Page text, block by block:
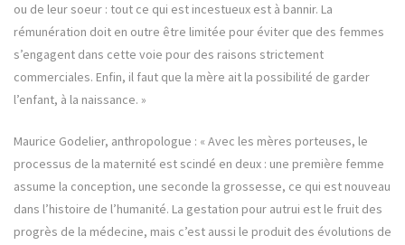
ou de leur soeur : tout ce qui est incestueux est à bannir. La
rémunération doit en outre être limitée pour éviter que des femmes
s’engagent dans cette voie pour des raisons strictement
commerciales. Enfin, il faut que la mère ait la possibilité de garder
l’enfant, à la naissance. »
Maurice Godelier, anthropologue : « Avec les mères porteuses, le
processus de la maternité est scindé en deux : une première femme
assume la conception, une seconde la grossesse, ce qui est nouveau
dans l’histoire de l’humanité. La gestation pour autrui est le fruit des
progrès de la médecine, mais c’est aussi le produit des évolutions de